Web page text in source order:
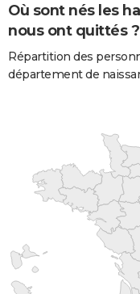
Où sont nés les
nous ont quittés ?
Répartition des
département de